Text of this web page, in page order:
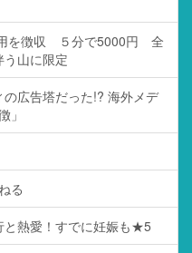
用を徴収 ５分で5000円 全
山に限定
の広告塔だった!? 海外メデ
」
る
と熱愛！すでに妊娠も★5